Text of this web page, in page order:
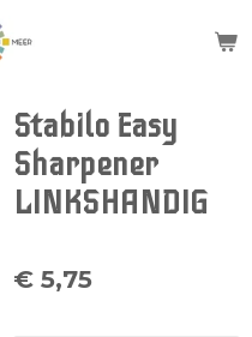
Stabilo Easy
Sharpener
LINKSHANDIG
€ 5,75